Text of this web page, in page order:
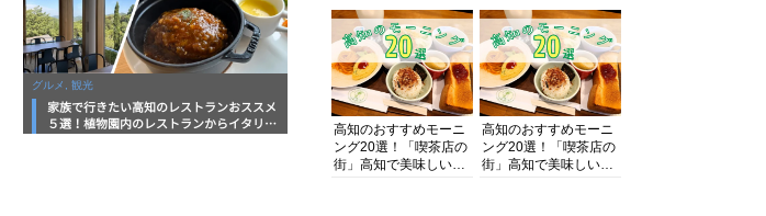
グルメ, 観光
家族で行きたい高知のレストランおススメ
５選！植物園内のレストランからイタリア
知グルメPro】
を網羅したおすすめガ
イド
高知のおすすめモーニ
ング20選！「喫茶店の
街」高知で美味しい喫
高知のおすすめモーニ
ング20選！「喫茶店の
街」高知で美味しい喫